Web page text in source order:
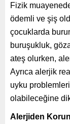
Fizik
ödemli ve şiş
çocuklarda
buruşukluk,
ateş olurken,
Ayrıca alerjik
uyku
olabileceğine
Alerjiden